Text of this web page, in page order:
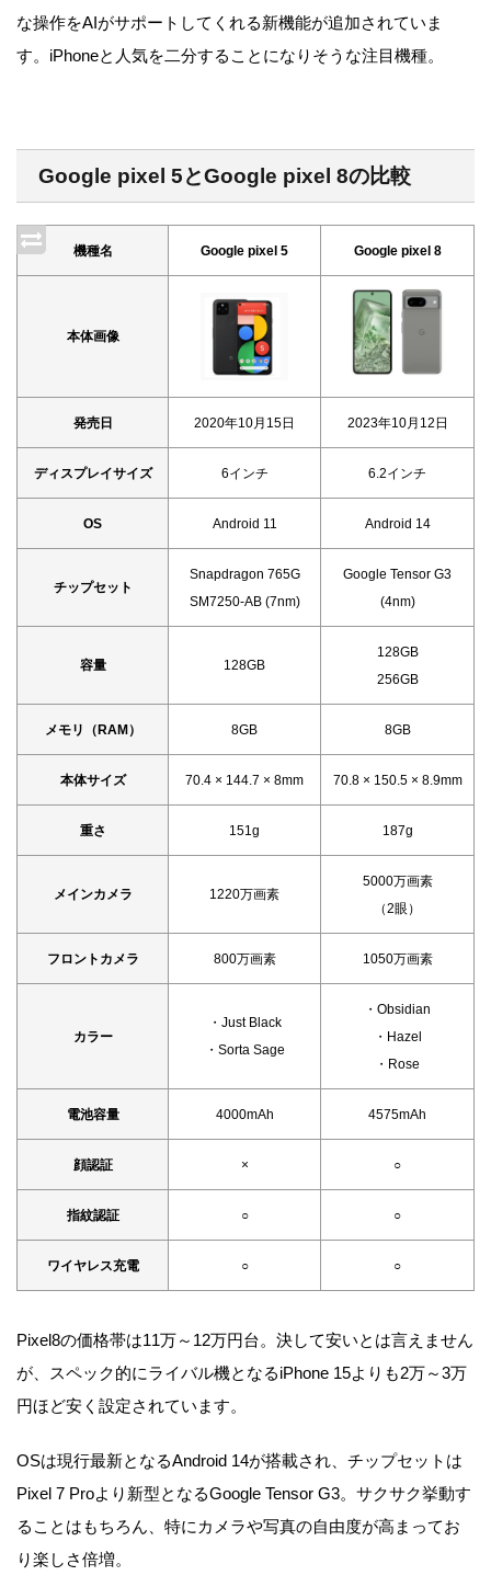
な操作をAIがサポートしてくれる新機能が追加されていま
す。iPhoneと人気を二分することになりそうな注目機種。
Google pixel 5とGoogle pixel 8の比較
機種名 Google pixel 5 Google pixel 8
本体画像
発売日 2020年10月15日 2023年10月12日
ディスプレイサイズ 6インチ 6.2インチ
OS Android 11 Android 14
チップセット
Snapdragon 765G
SM7250-AB (7nm)
Google Tensor G3
(4nm)
容量 128GB
128GB
256GB
メモリ（RAM） 8GB 8GB
本体サイズ 70.4 × 144.7 × 8mm 70.8 × 150.5 × 8.9mm
重さ 151g 187g
メインカメラ 1220万画素
5000万画素
（2眼）
フロントカメラ 800万画素 1050万画素
カラー
・Just Black
・Sorta Sage
・Obsidian
・Hazel
・Rose
電池容量 4000mAh 4575mAh
顔認証 × ○
指紋認証 ○ ○
ワイヤレス充電 ○ ○
Pixel8の価格帯は11万～12万円台。決して安いとは言えません
が、スペック的にライバル機となるiPhone 15よりも2万～3万
円ほど安く設定されています。
OSは現行最新となるAndroid 14が搭載され、チップセットは
Pixel 7 Proより新型となるGoogle Tensor G3。サクサク挙動す
ることはもちろん、特にカメラや写真の自由度が高まってお
り楽しさ倍増。